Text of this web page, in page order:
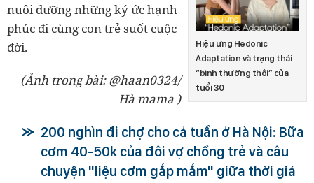
Hiệu ứng Hedonic
Adaptation và trạng thái
“bình thường thôi” của
tuổi 30
nuôi dưỡng những ký ức hạnh
phúc đi cùng con trẻ suốt cuộc
đời.
(Ảnh trong bài: @haan0324/
Hà mama )
200 nghìn đi chợ cho cả tuần ở Hà Nội: Bữa
cơm 40-50k của đôi vợ chồng trẻ và câu
chuyện "liệu cơm gắp mắm" giữa thời giá